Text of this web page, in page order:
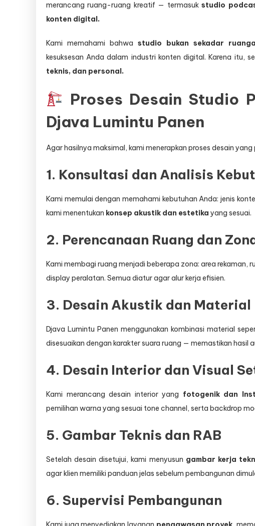
merancang ruang-ruang kreatif — termasukstudio
konten digital.
Kami memahami bahwa studio bukan sekadar
kesuksesan Anda dalam industri konten digital. Karena itu,
teknis, dan personal.
Proses Desain Studio
Djava Lumintu Panen
Agar hasilnya maksimal, kami menerapkan proses desain
1. Konsultasi dan Analisis
Kami memulai dengan memahami kebutuhan Anda: jenis
kami menentukan konsep akustik dan estetika yang sesuai.
2. Perencanaan Ruang dan
Kami membagi ruang menjadi beberapa zona: area rekaman,
display peralatan. Semua diatur agar alur kerja efisien.
3. Desain Akustik dan Material
Djava Lumintu Panen menggunakan kombinasi material
disesuaikan dengan karakter suara ruang — memastikan hasil
4. Desain Interior dan Visual
Kami merancang desain interior yang fotogenik dan
pemilihan warna yang sesuai tone channel, serta backdrop
5. Gambar Teknis dan RAB
Setelah desain disetujui, kami menyusun gambar kerja
agar klien memiliki panduan jelas sebelum pembangunan
6. Supervisi Pembangunan